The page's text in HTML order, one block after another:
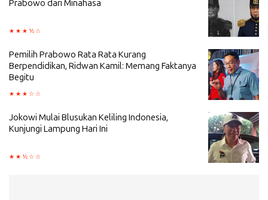
Prabowo dari Minahasa
Pemilih Prabowo Rata Rata Kurang
Berpendidikan, Ridwan Kamil: Memang Faktanya
Begitu
Jokowi Mulai Blusukan Keliling Indonesia,
Kunjungi Lampung Hari Ini